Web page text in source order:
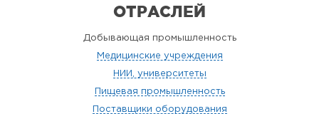
ОТРАСЛЕЙ
Добывающая промышленность
Медицинские учреждения
НИИ, университеты
Пищевая промышленность
Поставщики оборудования